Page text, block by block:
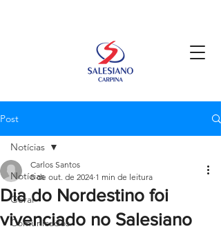
Post
Notícias
Geral
Comunicados
Notícias
Dia do Nordestino foi
vivenciado no Salesiano
Carlos Santos
8 de out. de 2024 1 min de leitura